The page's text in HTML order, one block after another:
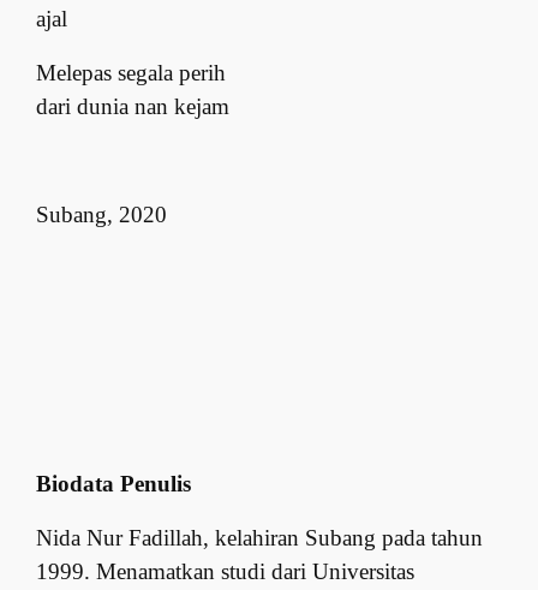
ajal
Melepas segala perih
dari dunia nan kejam
Subang, 2020
Biodata Penulis
Nida Nur Fadillah, kelahiran Subang pada tahun
1999. Menamatkan studi dari Universitas